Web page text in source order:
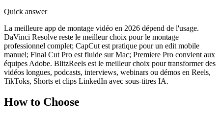
Quick answer
La meilleure app de montage vidéo en 2026 dépend de l'usage.
DaVinci Resolve reste le meilleur choix pour le montage
professionnel complet; CapCut est pratique pour un edit mobile
manuel; Final Cut Pro est fluide sur Mac; Premiere Pro convient aux
équipes Adobe. BlitzReels est le meilleur choix pour transformer des
vidéos longues, podcasts, interviews, webinars ou démos en Reels,
TikToks, Shorts et clips LinkedIn avec sous-titres IA.
How to Choose